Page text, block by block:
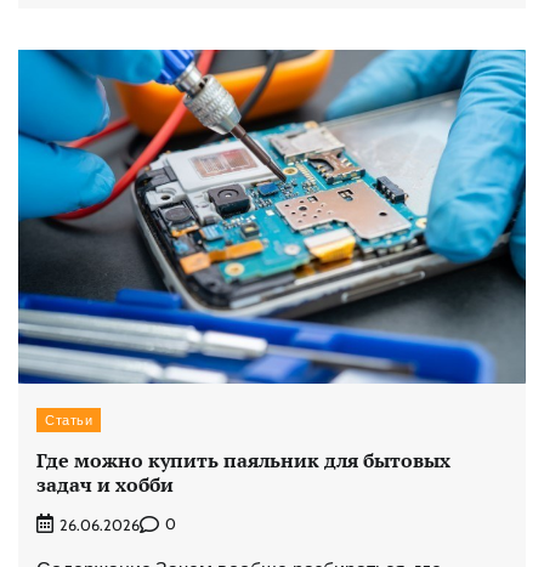
Статьи
Где можно купить паяльник для бытовых
задач и хобби
26.06.2026 0